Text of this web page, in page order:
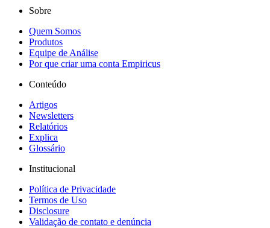
Sobre
Quem Somos
Produtos
Equipe de Análise
Por que criar uma conta Empiricus
Conteúdo
Artigos
Newsletters
Relatórios
Explica
Glossário
Institucional
Política de Privacidade
Termos de Uso
Disclosure
Validação de contato e denúncia